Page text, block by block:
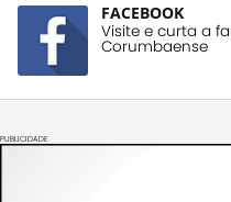
FACEBOOK
Visite e curta a
Corumbaense
PUBLICIDADE